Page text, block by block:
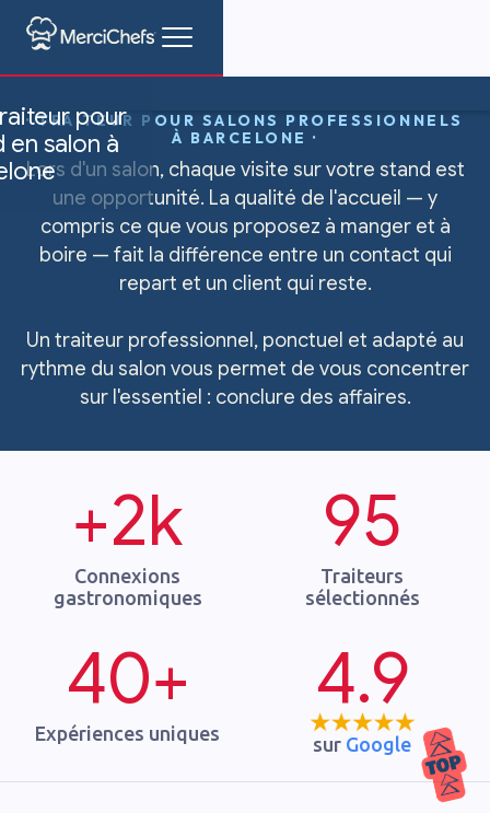
pour
salon à
· TRAITEUR POUR SALONS PROFESSIONNELS
À BARCELONE ·
Lors d'un salon, chaque visite sur votre stand est
une opportunité. La qualité de l'accueil — y
compris ce que vous proposez à manger et à
boire — fait la différence entre un contact qui
repart et un client qui reste.
Un traiteur professionnel, ponctuel et adapté au
rythme du salon vous permet de vous concentrer
sur l'essentiel : conclure des affaires.
+2k
Connexions
gastronomiques
95
Traiteurs
sélectionnés
40+
Expériences uniques
4.9
sur Google